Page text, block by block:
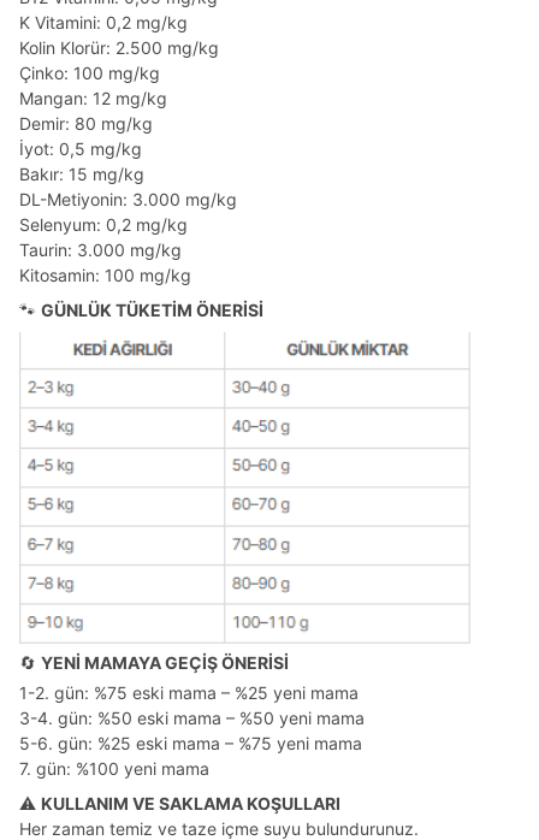
K Vitamini: 0,2 mg/kg
Kolin Klorür: 2.500 mg/kg
Çinko: 100 mg/kg
Mangan: 12 mg/kg
Demir: 80 mg/kg
İyot: 0,5 mg/kg
Bakır: 15 mg/kg
DL-Metiyonin: 3.000 mg/kg
Selenyum: 0,2 mg/kg
Taurin: 3.000 mg/kg
Kitosamin: 100 mg/kg
🐾 GÜNLÜK TÜKETİM ÖNERİSİ
🔄 YENİ MAMAYA GEÇİŞ ÖNERİSİ
1-2. gün: %75 eski mama – %25 yeni mama
3-4. gün: %50 eski mama – %50 yeni mama
5-6. gün: %25 eski mama – %75 yeni mama
7. gün: %100 yeni mama
⚠️ KULLANIM VE SAKLAMA KOŞULLARI
Her zaman temiz ve taze içme suyu bulundurunuz.